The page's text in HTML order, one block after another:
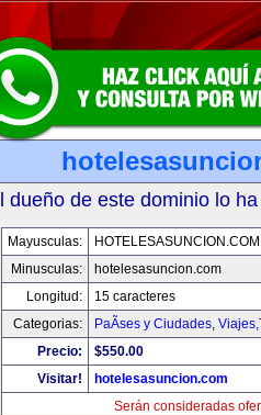
dueño de este dominio lo
Mayusculas:
HOTELESASUNCION.COM
Minusculas:
hotelesasuncion.com
Longitud:
15 caracteres
Categorias:
PaÃ­ses y Ciudades,
Precio:
$550.00
Visitar!
hotelesasuncion.com
Serán consideradas